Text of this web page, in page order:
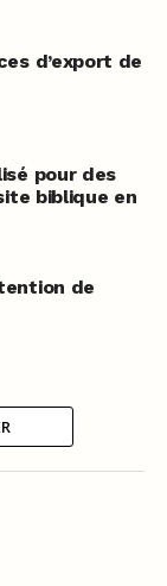
d’export de
pour des
biblique en
de